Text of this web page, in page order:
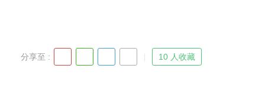
分享至 : 10 人收藏